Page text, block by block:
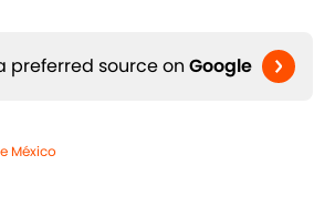
preferred source on Google
México